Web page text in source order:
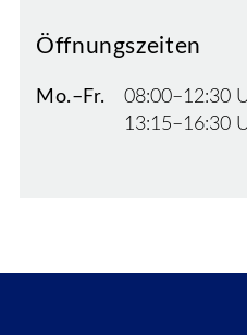
Öffnungszeiten
Mo.–Fr.
08:00–12:30
13:15–16:30